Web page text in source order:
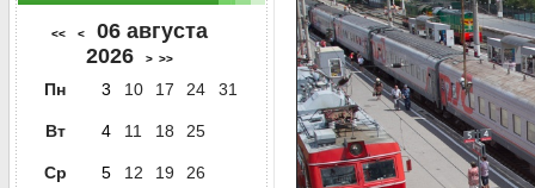
<< <
06 августа
2026
> >>
Пн 3 10 17 24 31
Вт 4 11 18 25
Ср 5 12 19
26